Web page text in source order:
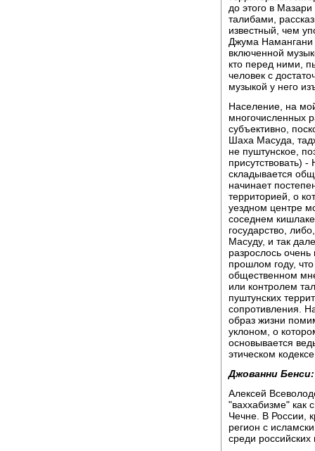
до этого в
талибами,
известный, чем
Джума
включенной
кто перед ними,
человек с
музыкой у него
Население, на
многочисленных
субъективно,
Шаха Масуда,
не пуштунское,
присутствовать)
складывается
начинает
территорией, о
уездном центре
соседнем
государство,
Масуду, и так
разрослось
прошлом году,
общественном
или контролем
пуштунских
сопротивления.
образ жизни
уклоном, о
основывается
этическом
Джованни Бенси:
Алексей
"ваххабизме" как
Чечне. В России,
регион с
среди